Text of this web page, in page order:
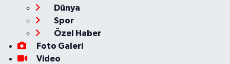
Dünya
Spor
Özel Haber
Foto Galeri
Video